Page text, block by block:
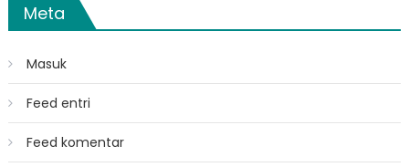
Meta
Masuk
Feed entri
Feed komentar